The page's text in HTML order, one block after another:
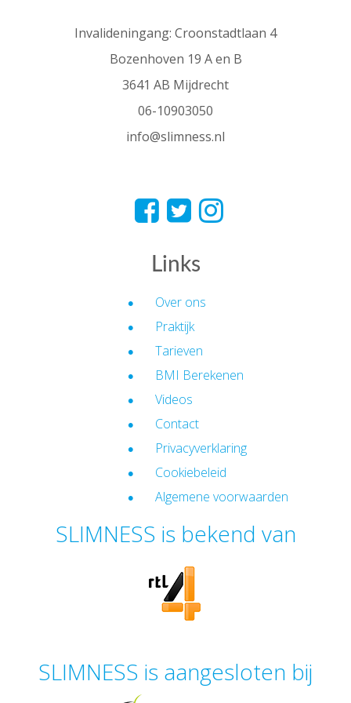
Invalideningang: Croonstadtlaan 4
Bozenhoven 19 A en B
3641 AB Mijdrecht
06-10903050
info@slimness.nl
Links
Over ons
Praktijk
Tarieven
BMI Berekenen
Videos
Contact
Privacyverklaring
Cookiebeleid
Algemene voorwaarden
SLIMNESS is bekend van
SLIMNESS is aangesloten bij